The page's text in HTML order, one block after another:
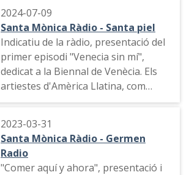
2024-07-09
Santa Mònica Ràdio - Santa piel
Indicatiu de la ràdio, presentació del
primer episodi "Venecia sin mí",
dedicat a la Biennal de Venècia. Els
artiestes d'Amèrica Llatina, com
Sandra Gamarra
2023-03-31
Santa Mònica Ràdio - Germen
Radio
"Comer aquí y ahora", presentació i